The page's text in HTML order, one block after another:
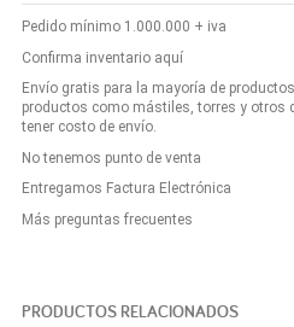
Pedido mínimo 1.000.000 + iva
Confirma inventario aquí
Envío gratis para la mayoría de
productos como mástiles, torres y otros
tener costo de envío.
No tenemos punto de venta
Entregamos Factura Electrónica
Más preguntas frecuentes
PRODUCTOS RELACIONADOS